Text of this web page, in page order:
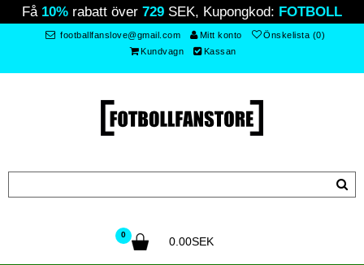
Få 10% rabatt över 729 SEK, Kupongkod: FOTBOLL
footballfanslove@gmail.com Mitt konto
Önskelista (0)
Kundvagn
Kassan
0
0.00SEK